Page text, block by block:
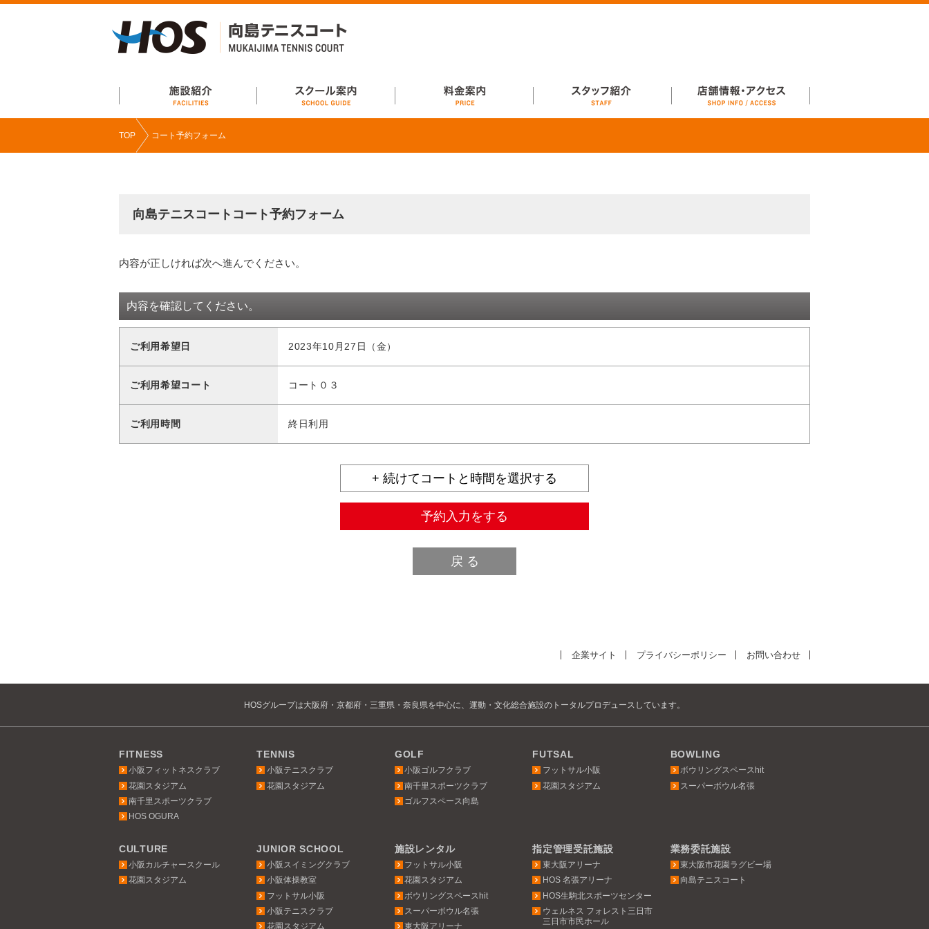
施設紹介
TOP コート予約フォーム
向島テニスコートコート予約フォーム
内容が正しければ次へ進んでください。
内容を確認してください。
ご利用希望日 2023年10月27日（金）
ご利用希望コート コート０３
ご利用時間 終日利用
+ 続けてコートと時間を選択する
予約入力をする
戻 る
企業サイト プライバシーポリシー お問い合わせ
HOSグループは大阪府・京都府・三重県・奈良県を中心に、運動・文化総合施設のトータルプロデュースしています。
FITNESS
小阪フィットネスクラブ
花園スタジアム
南千里スポーツクラブ
HOS OGURA
TENNIS
小阪テニスクラブ
花園スタジアム
GOLF
小阪ゴルフクラブ
南千里スポーツクラブ
ゴルフスペース向島
FUTSAL
フットサル小阪
花園スタジアム
BOWLING
ボウリングスペースhit
スーパーボウル名張
CULTURE
小阪カルチャースクール
花園スタジアム
JUNIOR SCHOOL
小阪スイミングクラブ
小阪体操教室
フットサル小阪
小阪テニスクラブ
花園スタジアム
施設レンタル
フットサル小阪
花園スタジアム
ボウリングスペースhit
スーパーボウル名張
東大阪アリーナ
指定管理受託施設
東大阪アリーナ
HOS 名張アリーナ
HOS生駒北スポーツセンター
ウェルネス フォレスト三日市
三日市市民ホール
業務委託施設
東大阪市花園ラグビー場
向島テニスコート